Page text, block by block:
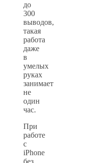
до
300
выводов,
такая
работа
даже
в
умелых
руках
занимает
не
один
час.
При
работе
с
iPhone
без